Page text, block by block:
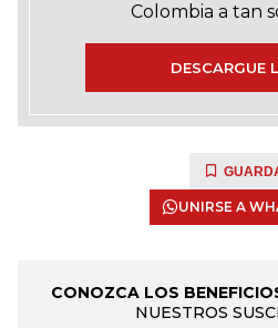
Colombia a tan
DESCARGUE
UNIRSE A
CONOZCA LOS
NUESTROS